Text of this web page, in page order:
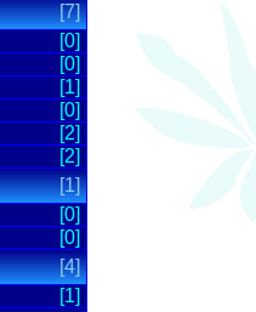
[7]
[0]
[0]
[1]
[0]
[2]
[2]
[1]
[0]
[0]
[4]
[1]